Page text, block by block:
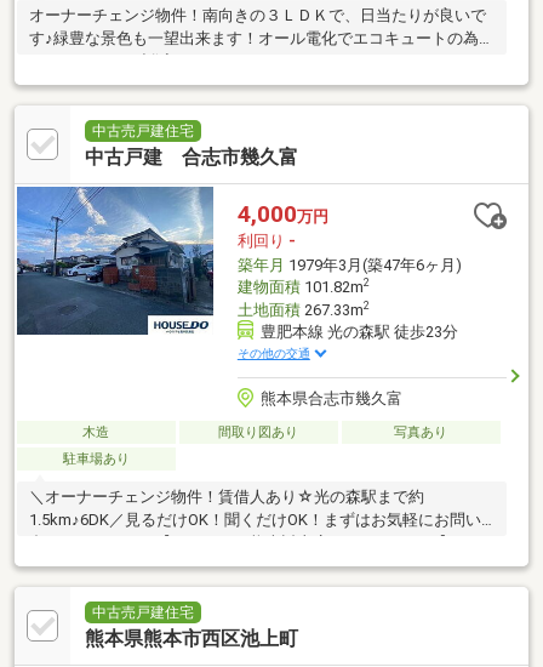
オーナーチェンジ物件！南向きの３ＬＤＫで、日当たりが良いで
す♪緑豊な景色も一望出来ます！オール電化でエコキュートの為、
中古売戸建住宅
中古戸建 合志市幾久富
4,000万円
利回り -
築年月 1979年3月(築47年6ヶ月)
建物面積101.82m2
土地面積267.33m2
豊肥本線 光の森駅 徒歩23分
その他の交通
熊本県合志市幾久富
木造 間取り図あり
写真あり
駐車場あり
＼オーナーチェンジ物件！賃借人あり☆光の森駅まで約
1.5km♪6DK／見るだけOK！聞くだけOK！まずはお気軽にお問い
中古売戸建住宅
熊本県熊本市西区池上町